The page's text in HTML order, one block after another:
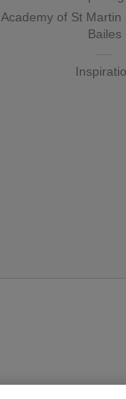
Academy of St Martin
Bailes